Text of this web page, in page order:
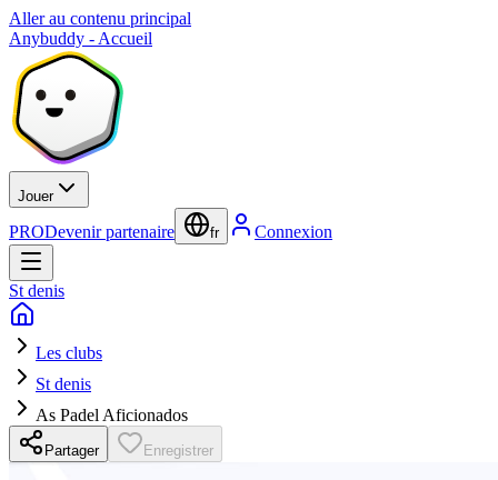
Aller au contenu principal
Anybuddy - Accueil
Jouer
PRODevenir partenaire fr Connexion
St denis
Les clubs
St denis
As Padel Aficionados
Partager Enregistrer